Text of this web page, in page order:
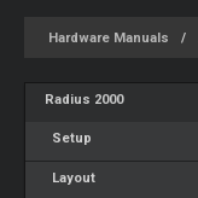
Hardware Manuals
Radius 2000
Setup
Layout